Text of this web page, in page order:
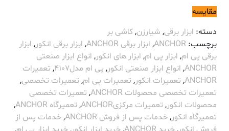
مقایسه
دسته: ابزار برقی, شیارزن,کاشی بر
برچسب: ANCHOR
, ابزار برقی ANCHOR , ابزار برقی انکور, ابزار
برقی پی ام, ابزار پی ام, ابزار های انکور, انواع ابزار صنعتی
ANCHOR
, انواع ابزار صنعتی انکور, پی ام مدل4107 , تعمیرات
ANCHOR
, تعمیرات انکور, تعمیرات پی ام, تعمیرات تخصصی,
تعمیرات تخصصی محصولات ANCHOR
, تعمیرات تخصصی
محصولات انکور, تعمیرات مرکزیANCHOR , تعمیرگاه ANCHOR
,
تعمیرگاه انکور,خدمات پس از فروش ANCHOR ,خدمات پس از